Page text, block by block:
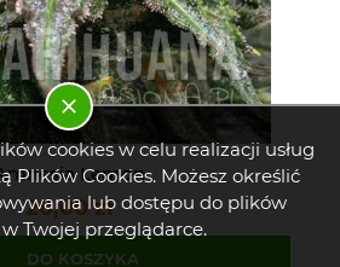
cookies w celu realizacji usług
Plików Cookies. Możesz określić
lub dostępu do plików
Twojej przeglądarce.
Lemon
20,00 zł
DO KOSZYKA